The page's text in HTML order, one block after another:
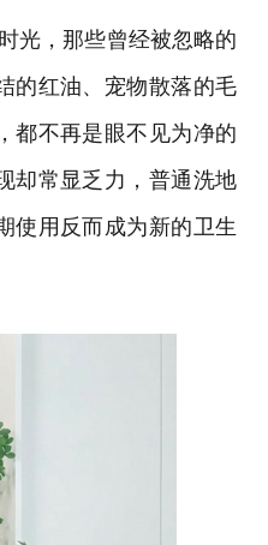
光，那些曾经被忽略的
的红油、宠物散落的毛
都不再是眼不见为净的
却常显乏力，普通洗地
使用反而成为新的卫生